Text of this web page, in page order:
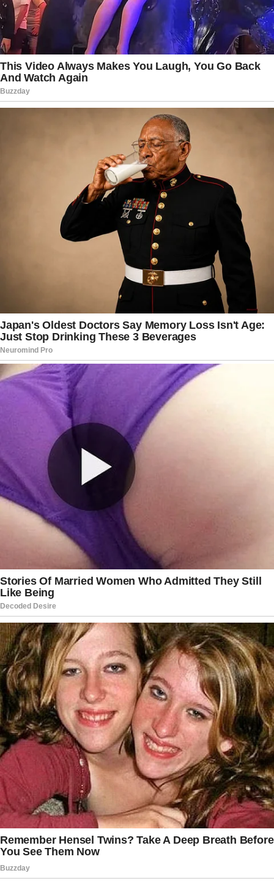
Gracyanne afirmou que a maternidade continua
sendo um sonho presente em seus planos para o
futuro. Embora não tenha detalhado prazos ou
projetos concretos, ela demonstrou entusiasmo
ao falar sobre a possibilidade de viver essa
experiência nos próximos anos.
A combinação dos dois temas — carreira e vida
pessoal — gerou grande repercussão nas redes
sociais. Muitos seguidores elogiaram a
sinceridade da influenciadora ao compartilhar
uma situação que não teve o desfecho esperado.
Outros destacaram a importância de mostrar
que nem sempre um tratamento produz os
mesmos resultados para todas as pessoas.
Ao longo dos anos, Gracyanne construiu uma
imagem associada à dedicação e à constância.
Por isso, seu relato acabou servindo como
exemplo de que resultados físicos dependem de
diversos fatores e que não existem fórmulas
universais quando o assunto é transformação
corporal.
Enquanto segue focada em seus projetos
profissionais, a influenciadora continua dividindo
momentos da rotina com milhões de seguidores
e mantendo viva a expectativa em torno dos
próximos capítulos de sua vida pessoal e
profissional.